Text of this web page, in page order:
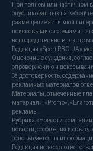
При полном или частичном
опубликованных на
размещение активной
поисковыми системами.
непосредственно в тексте
Редакция «Sport RBC.UA»
Оценочные суждения,
опровержению и
За достоверность,
рекламных материалов
Материалы, отмеченные
материал», «Promo»,
рекламы.
Рубрика «Новости
новости, сообщения и
основывается на
Редакция не несет